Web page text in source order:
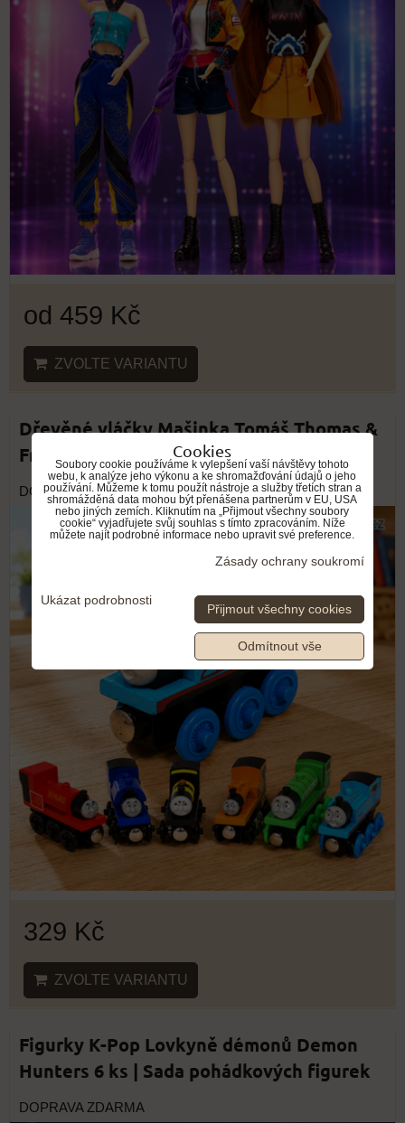
od 459 Kč
ZVOLTE VARIANTU
Dřevěné vláčky Mašinka Tomáš Thomas &
Friends | Dřevěné lokomotivy
DOPRAVA ZDARMA
329 Kč
ZVOLTE VARIANTU
Figurky K-Pop Lovkyně démonů Demon
Hunters 6 ks | Sada pohádkových figurek
DOPRAVA ZDARMA
Cookies
Soubory cookie používáme k vylepšení vaší návštěvy tohoto
webu, k analýze jeho výkonu a ke shromažďování údajů o jeho
používání. Můžeme k tomu použít nástroje a služby třetích stran a
shromážděná data mohou být přenášena partnerům v EU, USA
nebo jiných zemích. Kliknutím na „Přijmout všechny soubory
cookie“ vyjadřujete svůj souhlas s tímto zpracováním. Níže
můžete najít podrobné informace nebo upravit své preference.
Zásady ochrany soukromí
Ukázat podrobnosti
Přijmout všechny cookies
Odmítnout vše